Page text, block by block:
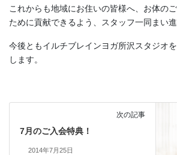
これからも地域にお住いの皆様へ、お体の
ために貢献できるよう、スタッフ一同まい進
今後ともイルチブレインヨガ所沢スタジオ
します。
次の記事
7月のご入会特典！
2014年7月25日
熱帯夜・熱中症予防、水分補給
うか？
毎日暑い日が続いていますね
「熱中症対